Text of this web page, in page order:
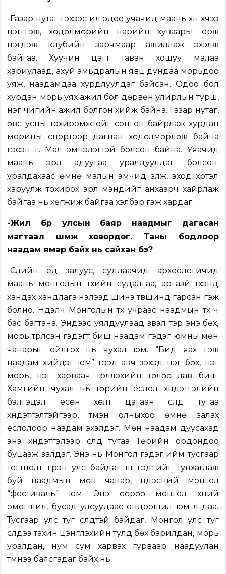
-Газар нутаг гэхээс илүү одоо уяачид маань хүн хүчээ
нэгтгэж, хөдөлмөрийн нарийн хуваарьт орж
нэгдэж клубийн зарчмаар ажиллаж эхэлж
байгаа. Хуучин цагт таван хошуу малаа
хариулаад, ахуй амьдралын явц дундаа морьдоо
уяж, наадамдаа хурдлуулдаг байсан. Одоо бол
хурдан морь уях ажил бол дөрвөн улирлын турш,
нэг чигийн ажил болгон хийж байна. Газар нутаг,
өвс усны тохиромжтойг сонгон байрлаж хурдан
морины спортоор дагнан хөдөлмөрлөж байна
гэсэн үг. Мал эмнэлэгтэй болсон байна. Уяачид
маань эрүүл адуугаа уралдуулдаг болсон.
уралдахаас өмнө малын эмчид үзүүлж, эход хүртэл
харуулж тохирох эрүүл мэндийг анхаарч хайрлаж
байгаа нь хөгжиж байгаа хэлбэр гэж хардаг.
-Жил бүр улсын баяр наадмыг дагасан
магтаал шүүмж хөвөрдөг. Таны бодлоор
наадам ямар байх нь сайхан бэ?
-Сүүлийн үед залуус, судлаачид археологичид
маань монголын түүхийн судалгаа, аргазүй түүхэнд
хандах хандлага нэлээд шинэ түвшинд гарсан гэж
болно. Нүүдэлч Монголын түүх учраас наадмын түүх ч
бас багтана. Эндээс уялдуулаад үзвэл тэр энэ бөх,
морь түрүүлсэн гэдэгт биш наадам гэдэг юмны мөн
чанарыг ойлгох нь чухал юм. “Бид яах гэж
наадам хийдэг юм” гээд авч үзэхэд нэг бөх, нэг
морь, нэг харваач түрүүлүүлэхийн төлөө лав биш.
Хамгийн чухал нь төрийн ёслол хүндэтгэлийн
бэлгэдэл есөн хөлт цагаан сүлд тугаа
хүндэтгэлтэйгээр, түмэн олныхоо өмнө залах
ёслолоор наадам эхэлдэг. Мөн наадам дуусахад
энэ хүндэтгэлээр сүлд тугаа Төрийн ордондоо
буцааж залдаг. Энэ нь Монгол гэдэг ийм тусгаар
тогтнолт гүрэн улс байдаг шүү гэдгийг тунхаглаж
буй наадмын мөн чанар, үндэсний монгол
“фестиваль” юм. Энэ өөрөө монгол хүний
омогшил, бусад улсуудаас ондоошил юм л даа.
Тусгаар улс туг сүлдтэй байдаг, Монгол улс туг
сүлдээ тахин цэнгүүлэхийн тулд бөх барилдан, морь
уралдан, нум сум харвах гурваар наадуулан
түмнээ баясгадаг байх нь.